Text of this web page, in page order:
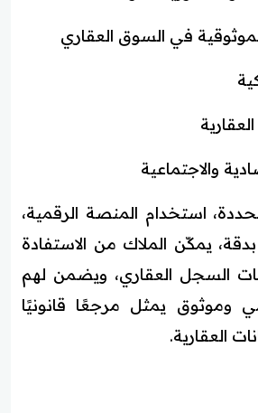
في السوق العقاري
والاجتماعية
استخدام المنصة الرقمية،
بدقة، يمكّن الملاك من الاستفادة
السجل العقاري، ويضمن لهم
يمثل مرجعًا قانونيًا
العقارية.